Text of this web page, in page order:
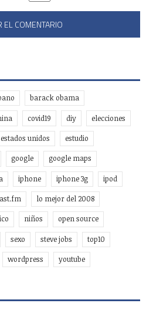
barack obama
covid19 diy elecciones
estados unidos estudio
google google maps
iphone iphone 3g ipod
lo mejor del 2008
niños open source
sexo steve jobs top10
wordpress youtube